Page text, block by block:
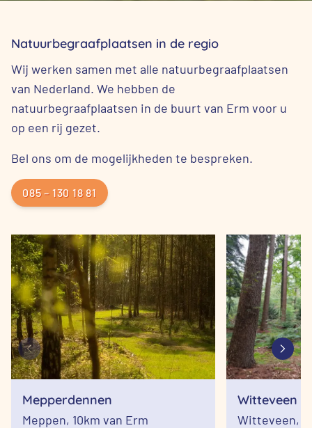
Natuurbegraafplaatsen in de regio
Wij werken samen met alle natuurbegraafplaatsen
van Nederland. We hebben de
natuurbegraafplaatsen in de buurt van Erm voor u
op een rij gezet.
Bel ons om de mogelijkheden te bespreken.
085 – 130 18 81
Mepperdennen
Meppen, 10km van Erm
Witteveen
Witteveen,